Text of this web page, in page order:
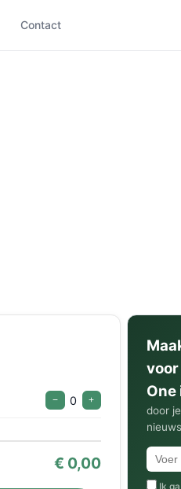
Contact
− 0 +
€ 0,00
voor
One
door
Ik